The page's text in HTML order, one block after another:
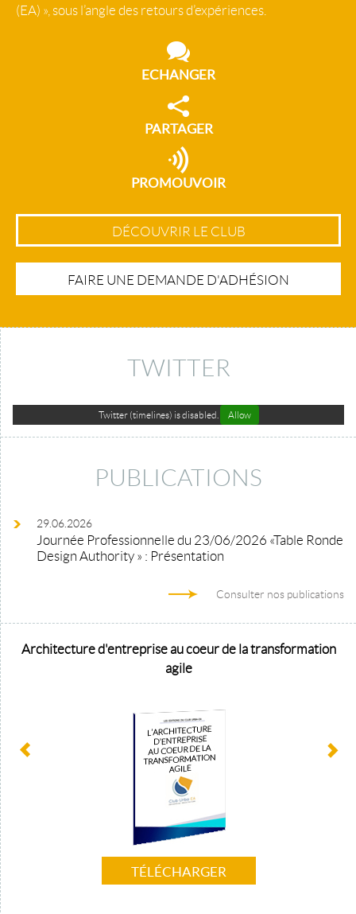
(EA) », sous l’angle des retours d’expériences.
ECHANGER
PARTAGER
PROMOUVOIR
DÉCOUVRIR LE CLUB
FAIRE UNE DEMANDE D'ADHÉSION
TWITTER
Twitter (timelines) is disabled. Allow
PUBLICATIONS
29.06.2026
Journée Professionnelle du 23/06/2026 «Table Ronde
Design Authority » : Présentation
Consulter nos publications
Architecture d'entreprise au coeur de la transformation
agile
TÉLÉCHARGER